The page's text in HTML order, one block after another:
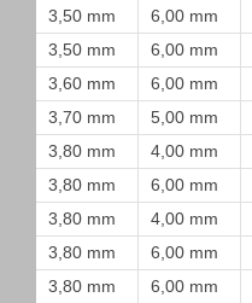
3,50 mm 6,00 mm
3,50 mm
6,00 mm
3,60 mm
6,00 mm
3,70 mm
5,00 mm
3,80 mm
4,00 mm
3,80 mm
6,00 mm
3,80 mm
4,00 mm
3,80 mm
6,00 mm
3,80 mm
6,00 mm